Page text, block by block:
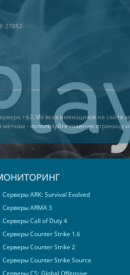
тф2. Из всех имеющихся на сайте
- используйте главную страницу
Серверы ARK: Survival Evolved
Серверы ARMA 3
Серверы Call of Duty 4
Серверы Counter Strike 1.6
Серверы Counter Strike 2
Серверы Counter Strike Source
Серверы CS: Global Offensive